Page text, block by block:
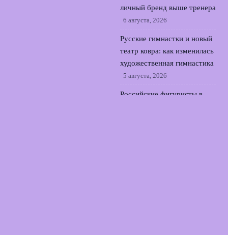
личный бренд выше тренера
6 августа, 2026
Русские гимнастки и новый
театр ковра: как изменилась
художественная гимнастика
5 августа, 2026
Российские фигуристы в